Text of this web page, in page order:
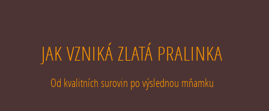
JAK VZNIKÁ ZLATÁ PRALINKA
Od kvalitních surovin po výslednou mňamku